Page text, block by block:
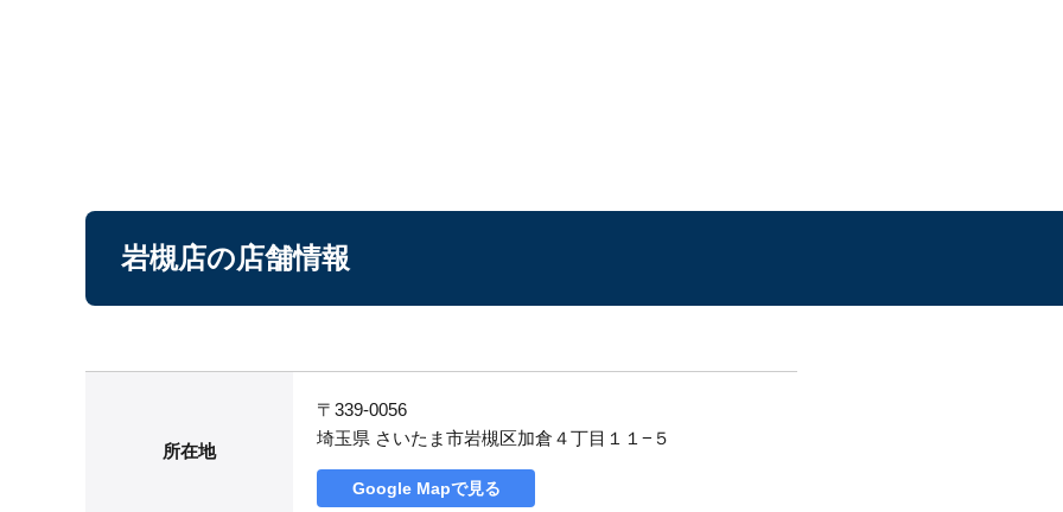
岩槻店の店舗情報
所在地
〒339-0056
埼玉県 さいたま市岩槻区加倉４丁目１１−５
Google Mapで見る